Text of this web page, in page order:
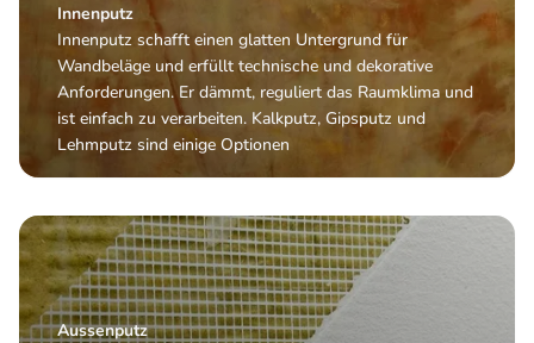
Innenputz
Innenputz schafft einen glatten Untergrund für
Wandbeläge und erfüllt technische und dekorative
Anforderungen. Er dämmt, reguliert das Raumklima und
ist einfach zu verarbeiten. Kalkputz, Gipsputz und
Lehmputz sind einige Optionen
Aussenputz